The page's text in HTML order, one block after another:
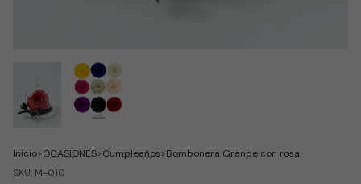
Inicio>OCASIONES>Cumpleaños>Bombonera Grande con rosa
SKU: M-010